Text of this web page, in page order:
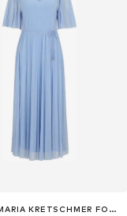
GUIDO MARIA KRETSCHMER FOR BRIDGERTON